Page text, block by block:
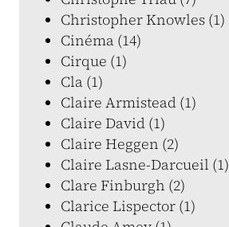
Christopher Knowles (1)
Cinéma (14)
Cirque (1)
Cla (1)
Claire Armistead (1)
Claire David (1)
Claire Heggen (2)
Claire Lasne-Darcueil (1)
Clare Finburgh (2)
Clarice Lispector (1)